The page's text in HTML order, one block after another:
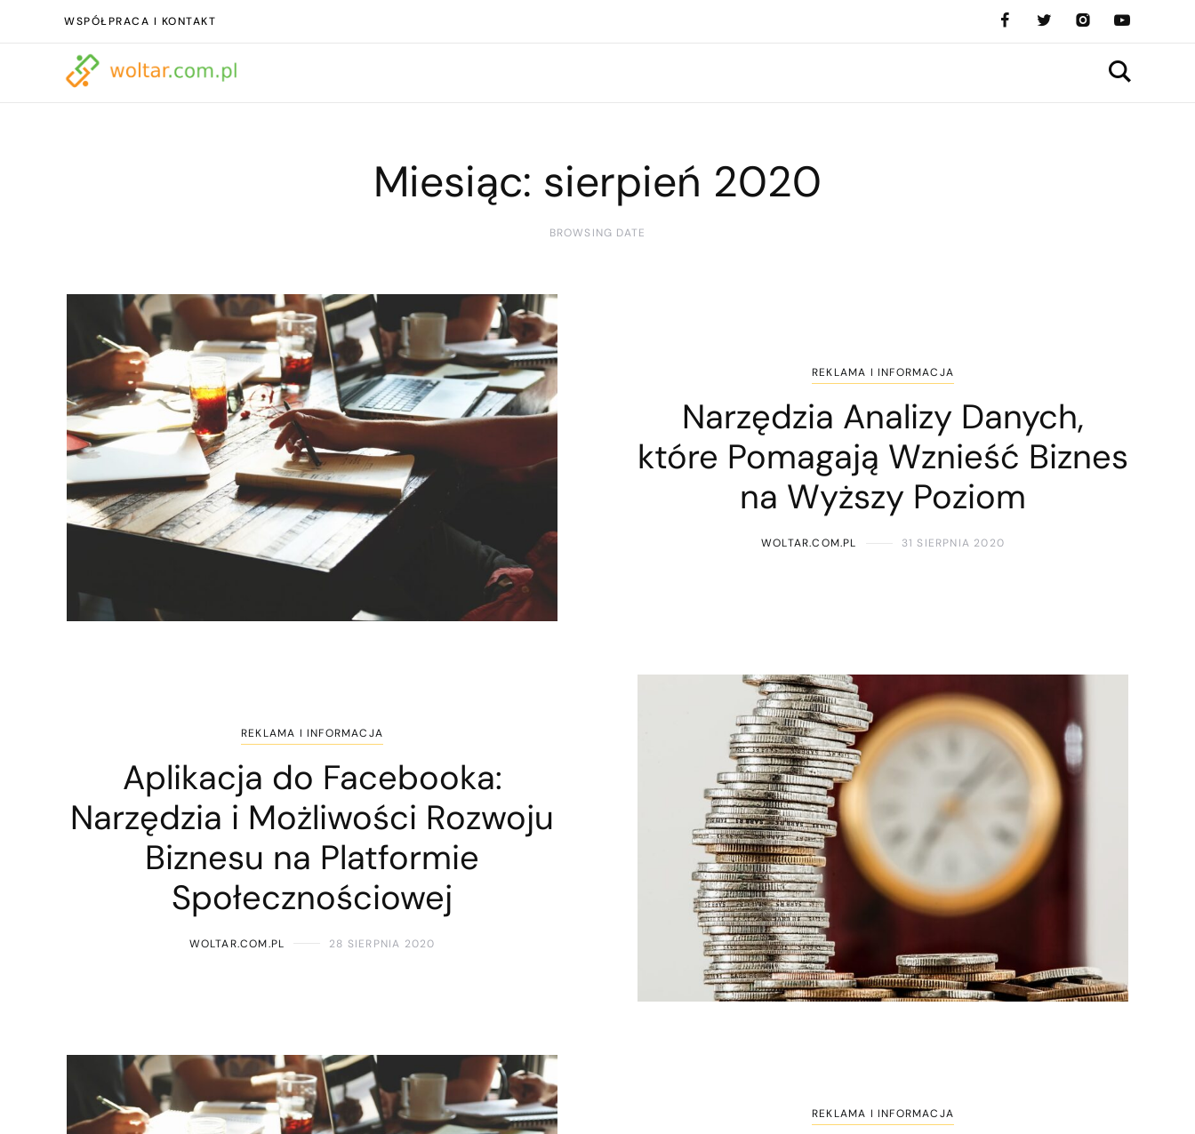
WSPÓŁPRACA I KONTAKT
Miesiąc: sierpień 2020
BROWSING DATE
REKLAMA I INFORMACJA
Narzędzia Analizy Danych,
które Pomagają Wznieść Biznes
na Wyższy Poziom
WOLTAR.COM.PL 31 SIERPNIA 2020
REKLAMA I INFORMACJA
Aplikacja do Facebooka:
Narzędzia i Możliwości Rozwoju
Biznesu na Platformie
Społecznościowej
WOLTAR.COM.PL 28 SIERPNIA 2020
REKLAMA I INFORMACJA